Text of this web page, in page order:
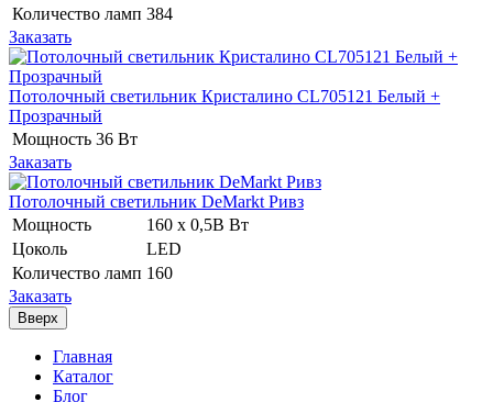
Количество ламп 384
Заказать
Потолочный светильник Кристалино CL705121 Белый +
Прозрачный
Мощность 36 Вт
Заказать
Потолочный светильник DeMarkt Ривз
Мощность
160 x 0,5В Вт
Цоколь
LED
Количество ламп 160
Заказать
Вверх
Главная
Каталог
Блог